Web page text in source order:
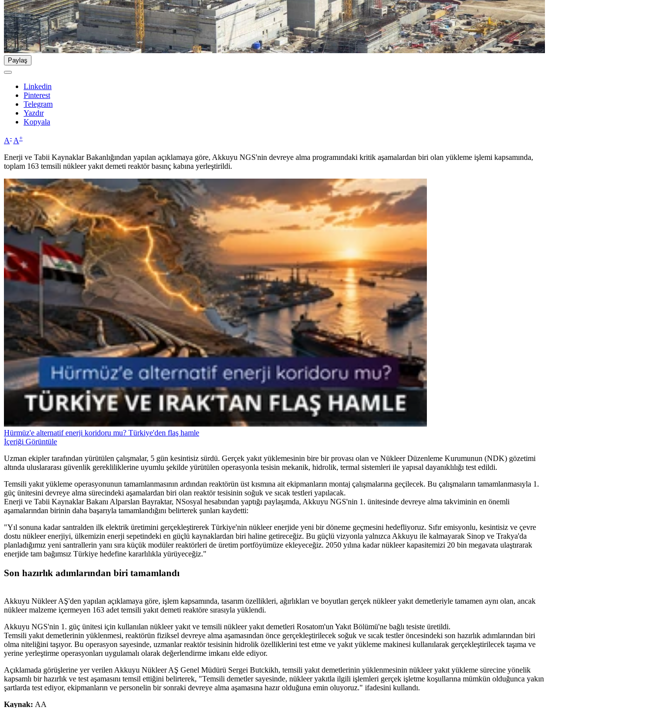
Paylaş
Linkedin
Pinterest
Telegram
Yazdır
Kopyala
A- A+
Enerji ve Tabii Kaynaklar Bakanlığından yapılan açıklamaya göre, Akkuyu NGS'nin devreye alma programındaki kritik aşamalardan biri olan yükleme işlemi kapsamında,
toplam 163 temsili nükleer yakıt demeti reaktör basınç kabına yerleştirildi.
Hürmüz'e alternatif enerji koridoru mu? Türkiye'den flaş hamle
İçeriği Görüntüle
Uzman ekipler tarafından yürütülen çalışmalar, 5 gün kesintisiz sürdü. Gerçek yakıt yüklemesinin bire bir provası olan ve Nükleer Düzenleme Kurumunun (NDK) gözetimi
altında uluslararası güvenlik gerekliliklerine uyumlu şekilde yürütülen operasyonla tesisin mekanik, hidrolik, termal sistemleri ile yapısal dayanıklılığı test edildi.
Temsili yakıt yükleme operasyonunun tamamlanmasının ardından reaktörün üst kısmına ait ekipmanların montaj çalışmalarına geçilecek. Bu çalışmaların tamamlanmasıyla 1.
güç ünitesini devreye alma sürecindeki aşamalardan biri olan reaktör tesisinin soğuk ve sıcak testleri yapılacak.
Enerji ve Tabii Kaynaklar Bakanı Alparslan Bayraktar, NSosyal hesabından yaptığı paylaşımda, Akkuyu NGS'nin 1. ünitesinde devreye alma takviminin en önemli
aşamalarından birinin daha başarıyla tamamlandığını belirterek şunları kaydetti:
"Yıl sonuna kadar santralden ilk elektrik üretimini gerçekleştirerek Türkiye'nin nükleer enerjide yeni bir döneme geçmesini hedefliyoruz. Sıfır emisyonlu, kesintisiz ve çevre
dostu nükleer enerjiyi, ülkemizin enerji sepetindeki en güçlü kaynaklardan biri haline getireceğiz. Bu güçlü vizyonla yalnızca Akkuyu ile kalmayarak Sinop ve Trakya'da
planladığımız yeni santrallerin yanı sıra küçük modüler reaktörleri de üretim portföyümüze ekleyeceğiz. 2050 yılına kadar nükleer kapasitemizi 20 bin megavata ulaştırarak
enerjide tam bağımsız Türkiye hedefine kararlılıkla yürüyeceğiz."
Son hazırlık adımlarından biri tamamlandı
Akkuyu Nükleer AŞ'den yapılan açıklamaya göre, işlem kapsamında, tasarım özellikleri, ağırlıkları ve boyutları gerçek nükleer yakıt demetleriyle tamamen aynı olan, ancak
nükleer malzeme içermeyen 163 adet temsili yakıt demeti reaktöre sırasıyla yüklendi.
Akkuyu NGS'nin 1. güç ünitesi için kullanılan nükleer yakıt ve temsili nükleer yakıt demetleri Rosatom'un Yakıt Bölümü'ne bağlı tesiste üretildi.
Temsili yakıt demetlerinin yüklenmesi, reaktörün fiziksel devreye alma aşamasından önce gerçekleştirilecek soğuk ve sıcak testler öncesindeki son hazırlık adımlarından biri
olma niteliğini taşıyor. Bu operasyon sayesinde, uzmanlar reaktör tesisinin hidrolik özelliklerini test etme ve yakıt yükleme makinesi kullanılarak gerçekleştirilecek taşıma ve
yerine yerleştirme operasyonları uygulamalı olarak değerlendirme imkanı elde ediyor.
Açıklamada görüşlerine yer verilen Akkuyu Nükleer AŞ Genel Müdürü Sergei Butckikh, temsili yakıt demetlerinin yüklenmesinin nükleer yakıt yükleme sürecine yönelik
kapsamlı bir hazırlık ve test aşamasını temsil ettiğini belirterek, "Temsili demetler sayesinde, nükleer yakıtla ilgili işlemleri gerçek işletme koşullarına mümkün olduğunca yakın
şartlarda test ediyor, ekipmanların ve personelin bir sonraki devreye alma aşamasına hazır olduğuna emin oluyoruz." ifadesini kullandı.
Kaynak: AA